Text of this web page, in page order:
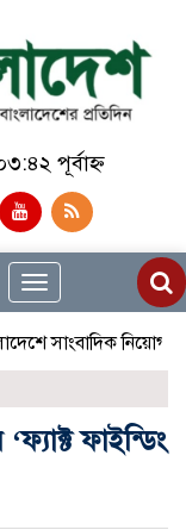
পূর্বাহ্ন
Toggle
navigation
সাংবাদিক নিয়োগ চলছে
ফাইন্ডিং